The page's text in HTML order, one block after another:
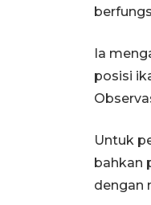
Ia
posisi
Untuk
bahkan
dengan